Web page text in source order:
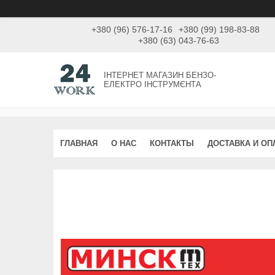
+380 (96) 576-17-16
+380 (99) 198-83-88
+380 (63) 043-76-63
ІНТЕРНЕТ МАГАЗИН БЕНЗО-
ЕЛЕКТРО ІНСТРУМЄНТА
ГЛАВНАЯ О НАС КОНТАКТЫ ДОСТАВКА И